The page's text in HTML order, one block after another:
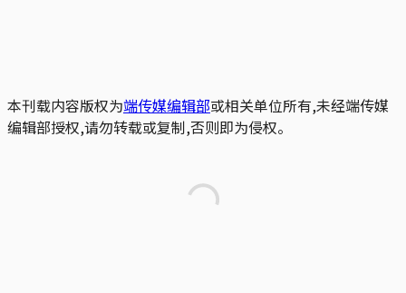
本刊载内容版权为端传媒编辑部或相关单位所有,未经端传媒
编辑部授权,请勿转载或复制,否则即为侵权。